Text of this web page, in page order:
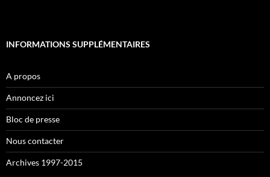
INFORMATIONS SUPPLÉMENTAIRES
A propos
Annoncez ici
Bloc de presse
Nous contacter
Archives 1997-2015